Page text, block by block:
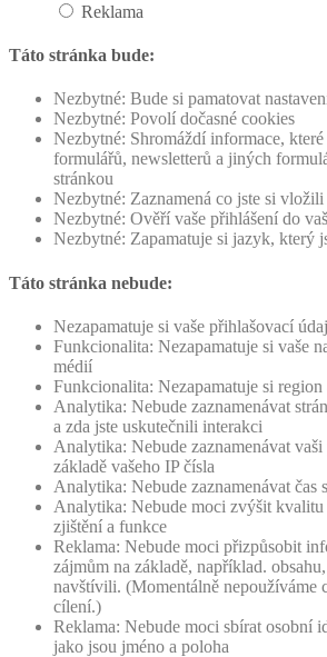
Reklama
Táto stránka bude:
Nezbytné: Bude si pamatovat
Nezbytné: Povolí dočasné cookies
Nezbytné: Shromáždí informace,
formulářů, newsletterů a jiných
stránkou
Nezbytné: Zaznamená co jste si
Nezbytné: Ověří vaše přihlášení do
Nezbytné: Zapamatuje si jazyk, který
Táto stránka nebude:
Nezapamatuje si vaše přihlašovací
Funkcionalita: Nezapamatuje si vaše
médií
Funkcionalita: Nezapamatuje si region
Analytika: Nebude zaznamenávat
a zda jste uskutečnili interakci
Analytika: Nebude zaznamenávat
základě vašeho IP čísla
Analytika: Nebude zaznamenávat čas
Analytika: Nebude moci zvýšit kvalitu
zjištění a funkce
Reklama: Nebude moci přizpůsobit
zájmům na základě, například.
navštívili. (Momentálně nepoužíváme
cílení.)
Reklama: Nebude moci sbírat osobní
jako jsou jméno a poloha